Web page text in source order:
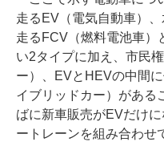
走るEV（電気自動車）
走るFCV（燃料電池車）
い2タイプに加え、市民
ー）、EVとHEVの中間
イブリッドカー）がある
ばに新車販売がEVだけ
ートレーンを組み合わせ